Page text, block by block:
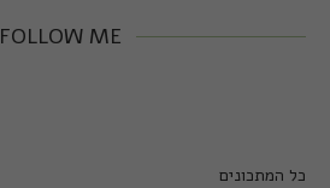
FOLLOW ME
כל המתכונים